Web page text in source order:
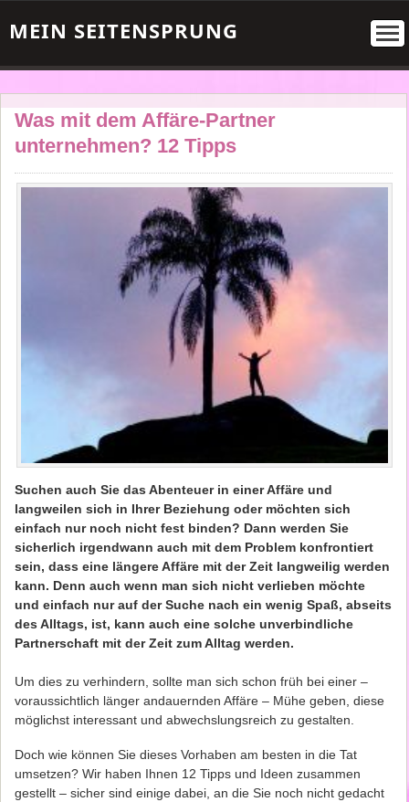
MEIN SEITENSPRUNG
Was mit dem Affäre-Partner
unternehmen? 12 Tipps
Suchen auch Sie das Abenteuer in einer Affäre und
langweilen sich in Ihrer Beziehung oder möchten sich
einfach nur noch nicht fest binden? Dann werden Sie
sicherlich irgendwann auch mit dem Problem konfrontiert
sein, dass eine längere Affäre mit der Zeit langweilig werden
kann. Denn auch wenn man sich nicht verlieben möchte
und einfach nur auf der Suche nach ein wenig Spaß, abseits
des Alltags, ist, kann auch eine solche unverbindliche
Partnerschaft mit der Zeit zum Alltag werden.
Um dies zu verhindern, sollte man sich schon früh bei einer –
voraussichtlich länger andauernden Affäre – Mühe geben, diese
möglichst interessant und abwechslungsreich zu gestalten.
Doch wie können Sie dieses Vorhaben am besten in die Tat
umsetzen? Wir haben Ihnen 12 Tipps und Ideen zusammen
gestellt – sicher sind einige dabei, an die Sie noch nicht gedacht